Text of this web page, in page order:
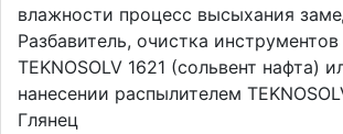
влажности процесс высыхания
Разбавитель, очистка инструментов
TEKNOSOLV 1621 (сольвент нафта)
нанесении распылителем
Глянец